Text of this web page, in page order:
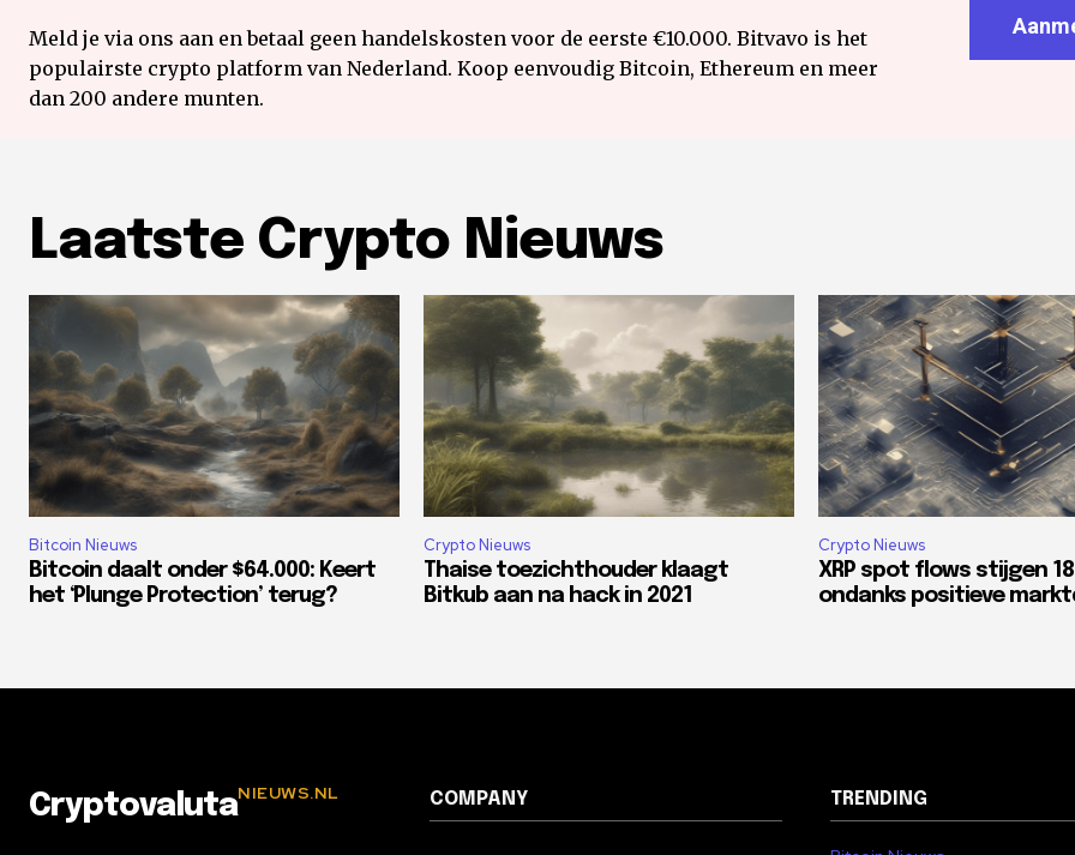
Meld je via ons aan en betaal geen handelskosten voor de eerste €10.000. Bitvavo is het
populairste crypto platform van Nederland. Koop eenvoudig Bitcoin, Ethereum en meer
dan 200 andere munten.
Laatste Crypto Nieuws
Bitcoin Nieuws
Bitcoin daalt onder $64.000: Keert
het ‘Plunge Protection’ terug?
Crypto Nieuws
Thaise toezichthouder klaagt
Bitkub aan na hack in 2021
Crypto Nieuws
XRP spot flows stijgen
ondanks positieve
CryptovalutaNIEUWS.NL COMPANY TRENDING